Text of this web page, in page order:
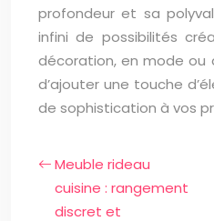
profondeur et sa
infini de possibilités
décoration, en mode ou
d’ajouter une touche
de sophistication à vos
Meuble rideau
cuisine : rangement
discret et